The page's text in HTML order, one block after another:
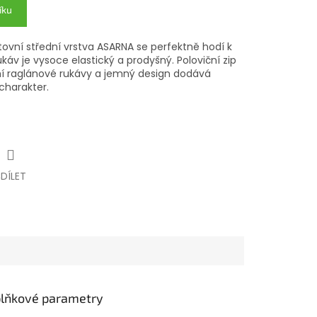
střední vrstva ASARNA se perfektně hodí k
je vysoce elastický a prodyšný. Poloviční zip
raglánové rukávy a jemný design dodává
parametry